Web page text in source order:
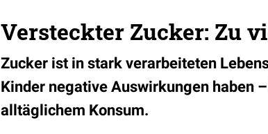
Versteckter Zucker: Zu
Zucker ist in stark verarbeiteten
Kinder negative Auswirkungen haben
alltäglichem Konsum.